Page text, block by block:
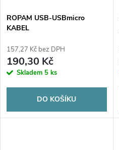
ROPAM USB-USBmicro
KABEL
157,27 Kč bez DPH
190,30 Kč
Skladem 5 ks
DO KOŠÍKU